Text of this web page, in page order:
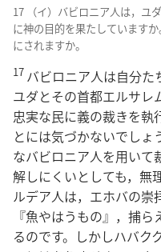
17 （イ）バビロニア人は，ユ
に神の目的を果たしています
にされますか。
17 バビロニア人は自分た
ユダとその首都エルサレ
忠実な民に義の裁きを執
とには気づかないでしょ
なバビロニア人を用いて
解しにくいとしても，無
ルデア人は，エホバの崇
『魚やはうもの』，捕
るのです。しかしハバク